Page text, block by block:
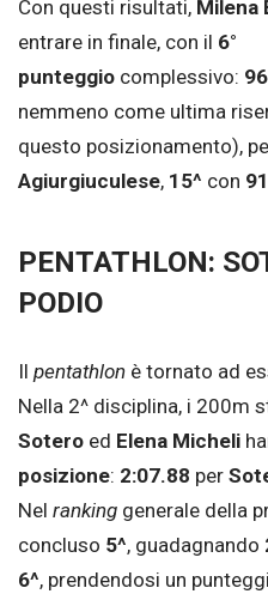
Con questi risultati, Milena
entrare in finale, con il 6°
punteggio complessivo:
nemmeno come ultima
questo posizionamento),
Agiurgiuculese, 15^ con
PENTATHLON:
PODIO
Il pentathlon è tornato ad
Nella 2^ disciplina, i 200m
Sotero ed Elena Micheli
posizione: 2:07.88 per
Nel ranking generale della
concluso 5^, guadagnando
6^, prendendosi un